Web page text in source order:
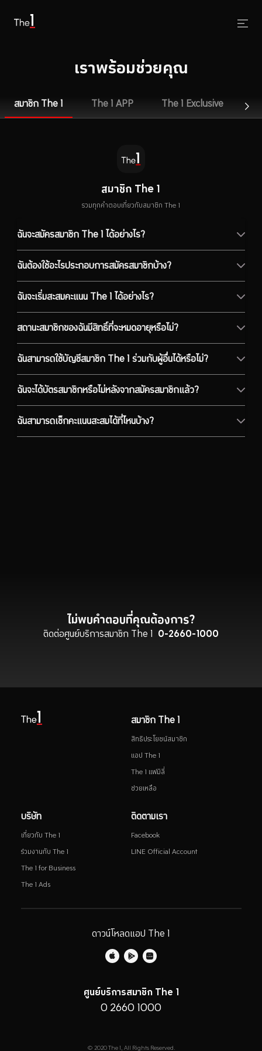
เราพร้อมช่วยคุณ
สมาชิก The 1 The 1 APP The 1 Exclusive
สมาชิก The 1
รวมทุกคำตอบเกี่ยวกับสมาชิก The 1
ฉันจะสมัครสมาชิก The 1 ได้อย่างไร?
ฉันต้องใช้อะไรประกอบการสมัครสมาชิกบ้าง?
ฉันจะเริ่มสะสมคะแนน The 1 ได้อย่างไร?
สถานะสมาชิกของฉันมีสิทธิ์ที่จะหมดอายุหรือไม่?
ฉันสามารถใช้บัญชีสมาชิก The 1 ร่วมกับผู้อื่นได้หรือไม่?
ฉันจะได้บัตรสมาชิกหรือไม่หลังจากสมัครสมาชิกแล้ว?
ฉันสามารถเช็กคะแนนสะสมได้ที่ไหนบ้าง?
ไม่พบคำตอบที่คุณต้องการ?
ติดต่อศูนย์บริการสมาชิก The 1 0-2660-1000
สมาชิก The 1
สิทธิประโยชน์สมาชิก
แอป The 1
The 1 แฟมิลี่
ช่วยเหลือ
บริษัท
เกี่ยวกับ The 1
ร่วมงานกับ The 1
The 1 for Business
The 1 Ads
ติดตามเรา
Facebook
LINE Official Account
ดาวน์โหลดแอป The 1
ศูนย์บริการสมาชิก The 1
0 2660 1000
© 2020 The 1, All Rights Reserved.